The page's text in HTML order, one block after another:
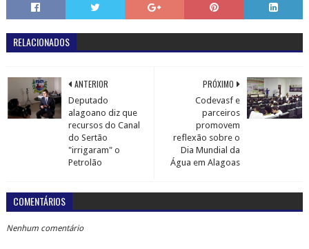
RELACIONADOS
PRÓXIMO
Codevasf e
parceiros
promovem
reflexão sobre o
Dia Mundial da
Água em Alagoas
ANTERIOR
Deputado
alagoano diz que
recursos do Canal
do Sertão
"irrigaram" o
Petrolão
COMENTÁRIOS
Nenhum comentário